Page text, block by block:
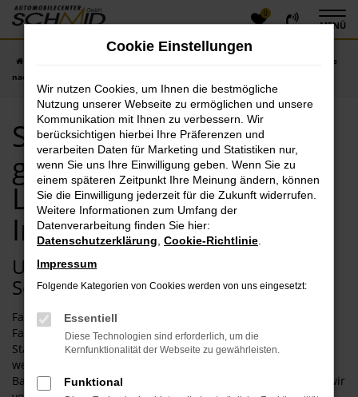
Zum
Hauptinhalt
0
MENÜ
Seat in Ingolstadt günstig kaufen | Lieferservice
nach Ingolstadt
Seat in Ingolstadt
günstig kaufen |
Lieferservice nach
Ingolstadt
Unterwegs in Ingolstadt – künftig im
Seat?
Fahrten in und um Ingolstadt erfordern ein zuverlässiges
Fahrzeug. Vor allem, wenn Sie immer wieder zwischen
Stadtverkehr und Fahrten auf Autobahn und Bundesstraße
wechseln, erweist sich Seat als bester Hersteller. Die
Bandbreite an unterschiedlichen Fahrzeugen ist breit und wir
Cookie Einstellungen
Wir nutzen Cookies, um Ihnen die bestmögliche
Nutzung unserer Webseite zu ermöglichen und unsere
Kommunikation mit Ihnen zu verbessern. Wir
berücksichtigen hierbei Ihre Präferenzen und
verarbeiten Daten für Marketing und Statistiken nur,
wenn Sie uns Ihre Einwilligung geben. Wenn Sie zu
einem späteren Zeitpunkt Ihre Meinung ändern, können
Sie die Einwilligung jederzeit für die Zukunft widerrufen.
Weitere Informationen zum Umfang der
Datenverarbeitung finden Sie hier:
Datenschutzerklärung Cookie-Richtlinie
Impressum
Folgende Kategorien von Cookies werden von uns eingesetzt:
Essentiell
Diese Technologien sind erforderlich, um die
Kernfunktionalität der Webseite zu gewährleisten.
Funktional